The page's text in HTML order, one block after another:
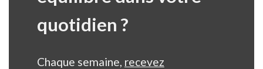
quotidien ?
Chaque semaine, recevez